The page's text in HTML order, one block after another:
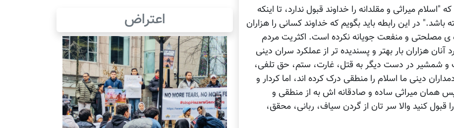
"اسلام میراثی و مقلدانه را خداوند قبول ندارد، تا اینکه
در این رابطه باید بگویم که خداوند کسانی را هزاران
ی مصلحتی و منفعت جویانه نکرده است. اکثریت مردم
آنان هزاران بار بهتر و پسندیده تر از عملکرد سران دینی
شمشیر در دست دیگر به قتل، غارت، ستم، حق تلفی،
دینی ما اسلام را منطقی درک کرده اند، اما کردار و
همان میراثی ساده و صادقانه اش به از منطقی و
کنید والا سر تان از گردن سیاف، ربانی، محقق،
اعتراض